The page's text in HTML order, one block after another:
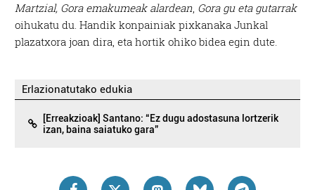
Martzial, Gora emakumeak alardean, Gora gu eta gutarrak
oihukatu du. Handik konpainiak pixkanaka Junkal
plazatxora joan dira, eta hortik ohiko bidea egin dute.
Erlazionatutako edukia
[Erreakzioak] Santano: “Ez dugu adostasuna lortzerik
izan, baina saiatuko gara”